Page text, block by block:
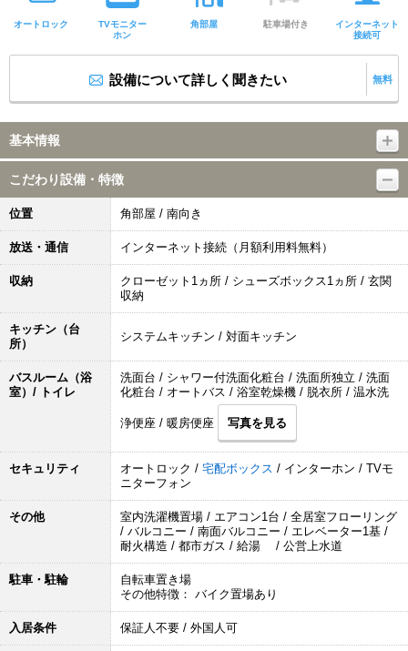
オートロック
TVモニター
ホン
角部屋 駐車場付き
インターネット
接続可
設備について詳しく聞きたい 無料
基本情報
こだわり設備・特徴
位置 角部屋 / 南向き
放送・通信 インターネット接続（月額利用料無料）
収納
クローゼット1ヵ所 / シューズボックス1ヵ所 / 玄関
収納
キッチン（台
所）
システムキッチン / 対面キッチン
バスルーム（浴
室）/ トイレ
洗面台 / シャワー付洗面化粧台 / 洗面所独立 / 洗面
化粧台 / オートバス / 浴室乾燥機 / 脱衣所 / 温水洗
浄便座 / 暖房便座 写真を見る
セキュリティ オートロック / 宅配ボックス / インターホン / TVモ
ニターフォン
その他
室内洗濯機置場 / エアコン1台 / 全居室フローリング
/ バルコニー / 南面バルコニー / エレベーター1基 /
耐火構造 / 都市ガス / 給湯 / 公営上水道
駐車・駐輪
自転車置き場
その他特徴： バイク置場あり
入居条件 保証人不要 / 外国人可